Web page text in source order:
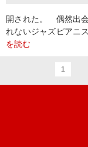
開された。 偶然出
れないジャズピアニ
を読む
1